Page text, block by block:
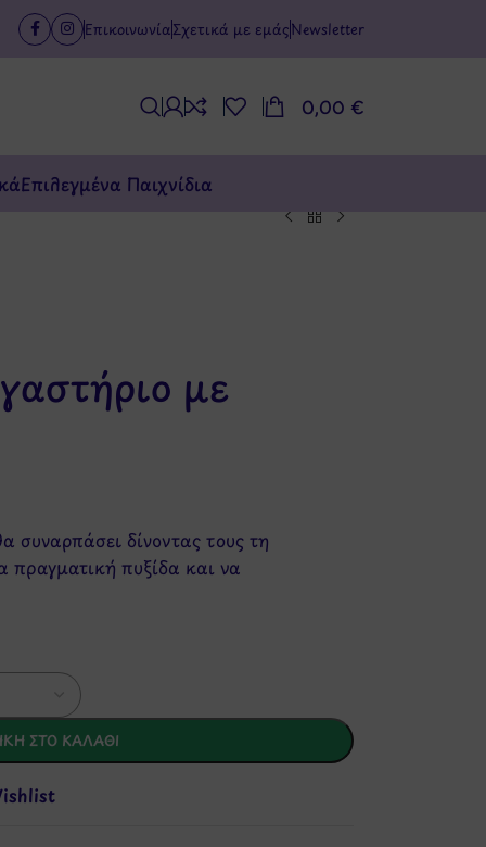
Επικοινωνία Σχετικά με εμάςNewsletter
0,00 €
Επιλεγμένα Παιχνίδια
με
συναρπάσει δίνοντας τους τη
πραγματική πυξίδα και να
ΣΤΟ ΚΑΛΆΘΙ